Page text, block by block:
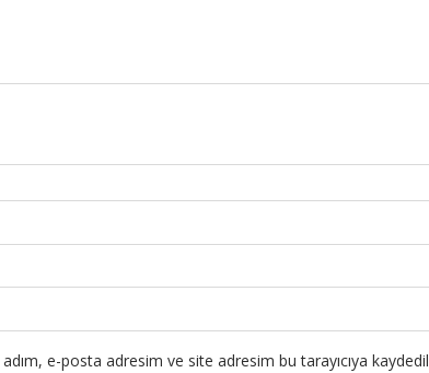
e-posta adresim ve site adresim bu tarayıcıya